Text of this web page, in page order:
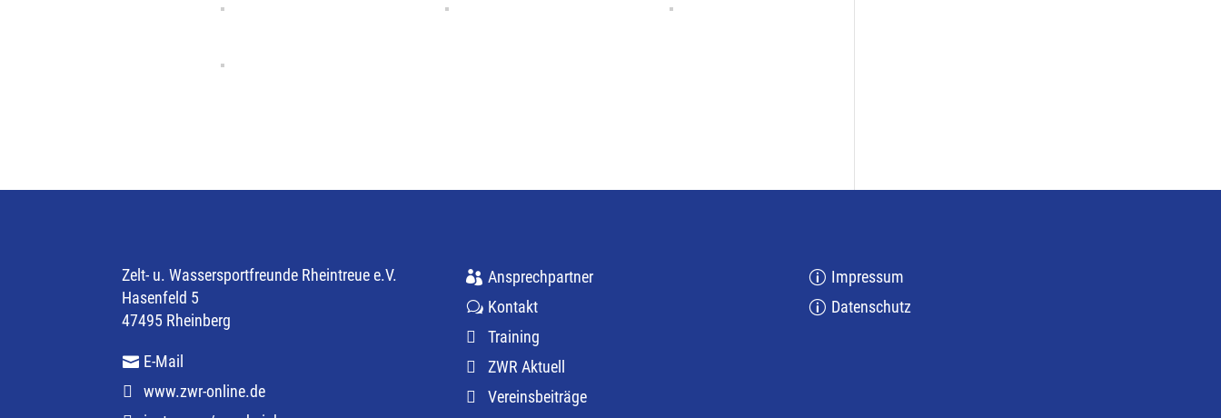
Zelt- u. Wassersportfreunde Rheintreue e.V.
Hasenfeld 5
47495 Rheinberg
E-Mail
www.zwr-online.de
Ansprechpartner
Kontakt
Training
ZWR Aktuell
Vereinsbeiträge
Impressum
Datenschutz